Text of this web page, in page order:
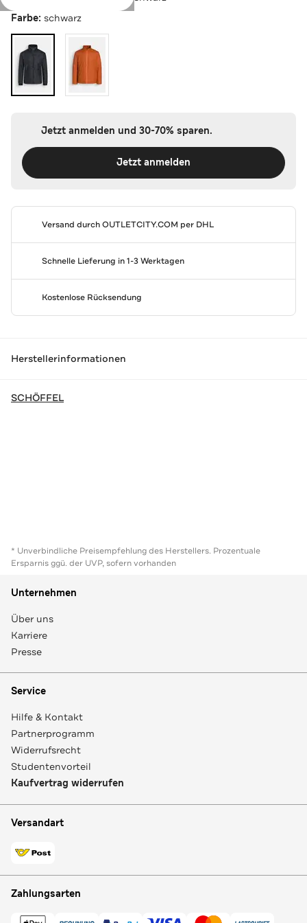
Farbe: schwarz
Jetzt anmelden und 30-70% sparen.
Jetzt anmelden
Versand durchOUTLETCITY.COM per DHL
Schnelle Lieferung in 1-3 Werktagen
Kostenlose Rücksendung
Herstellerinformationen
SCHÖFFEL
* Unverbindliche Preisempfehlung des Herstellers. Prozentuale
Ersparnis ggü. der UVP, sofern vorhanden
Unternehmen
Über uns
Karriere
Presse
Service
Hilfe & Kontakt
Partnerprogramm
Widerrufsrecht
Studentenvorteil
Kaufvertrag widerrufen
Versandart
Zahlungsarten